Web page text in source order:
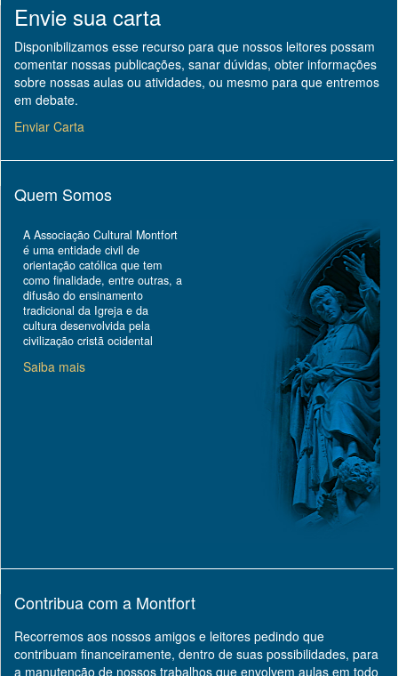
Envie sua carta
Disponibilizamos esse recurso para que nossos leitores possam
comentar nossas publicações, sanar dúvidas, obter informações
sobre nossas aulas ou atividades, ou mesmo para que entremos
em debate.
Enviar Carta
Quem Somos
A Associação Cultural Montfort
é uma entidade civil de
orientação católica que tem
como finalidade, entre outras, a
difusão do ensinamento
tradicional da Igreja e da
cultura desenvolvida pela
civilização cristã ocidental
Saiba mais
Contribua com a Montfort
Recorremos aos nossos amigos e leitores pedindo que
contribuam financeiramente, dentro de suas possibilidades, para
a manutenção de nossos trabalhos que envolvem aulas em todo